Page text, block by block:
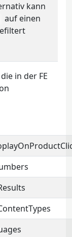
kann
auf einen
in der FE